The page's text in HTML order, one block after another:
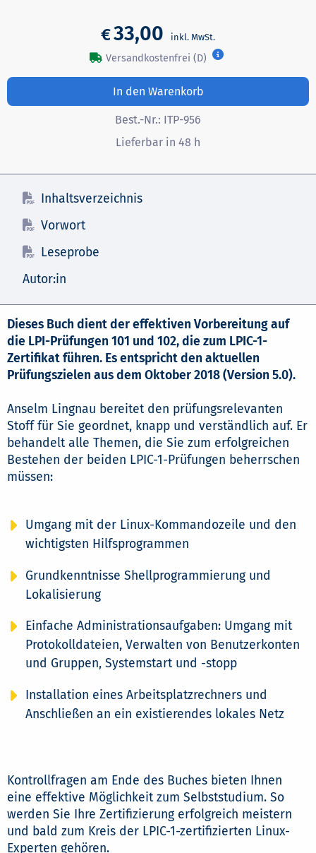
€33,00
Versandkostenfrei (D)
In den Warenkorb
Best.-Nr.: ITP-956
Lieferbar in 48 h
Inhaltsverzeichnis
Vorwort
Leseprobe
Autor:in
Dieses Buch dient der effektiven Vorbereitung auf
die LPI-Prüfungen 101 und 102, die zum LPIC-1-
Zertifikat führen. Es entspricht den aktuellen
Prüfungszielen aus dem Oktober 2018 (Version 5.0).
Anselm Lingnau bereitet den prüfungsrelevanten
Stoff für Sie geordnet, knapp und verständlich auf. Er
behandelt alle Themen, die Sie zum erfolgreichen
Bestehen der beiden LPIC-1-Prüfungen beherrschen
müssen:
Umgang mit der Linux-Kommandozeile und den
wichtigsten Hilfsprogrammen
Grundkenntnisse Shellprogrammierung und
Lokalisierung
Einfache Administrationsaufgaben: Umgang mit
Protokolldateien, Verwalten von Benutzerkonten
und Gruppen, Systemstart und -stopp
Installation eines Arbeitsplatzrechners und
Anschließen an ein existierendes lokales Netz
Kontrollfragen am Ende des Buches bieten Ihnen
eine effektive Möglichkeit zum Selbststudium. So
werden Sie Ihre Zertifizierung erfolgreich meistern
und bald zum Kreis der LPIC-1-zertifizierten Linux-
Experten gehören.